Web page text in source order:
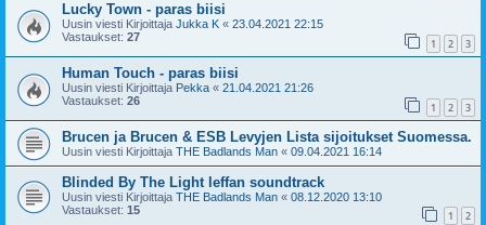
Lucky Town - paras biisi
Uusin viesti Kirjoittaja Jukka K « 23.04.2021 22:15
Vastaukset: 27 1 2 3
Human Touch - paras biisi
Uusin viesti Kirjoittaja Pekka « 21.04.2021 21:26
Vastaukset: 26 1 2 3
Brucen ja Brucen & ESB Levyjen Lista sijoitukset Suomessa.
Uusin viesti Kirjoittaja THE Badlands Man « 09.04.2021 16:14
Blinded By The Light leffan soundtrack
Uusin viesti Kirjoittaja THE Badlands Man « 08.12.2020 13:10
Vastaukset: 15 1 2